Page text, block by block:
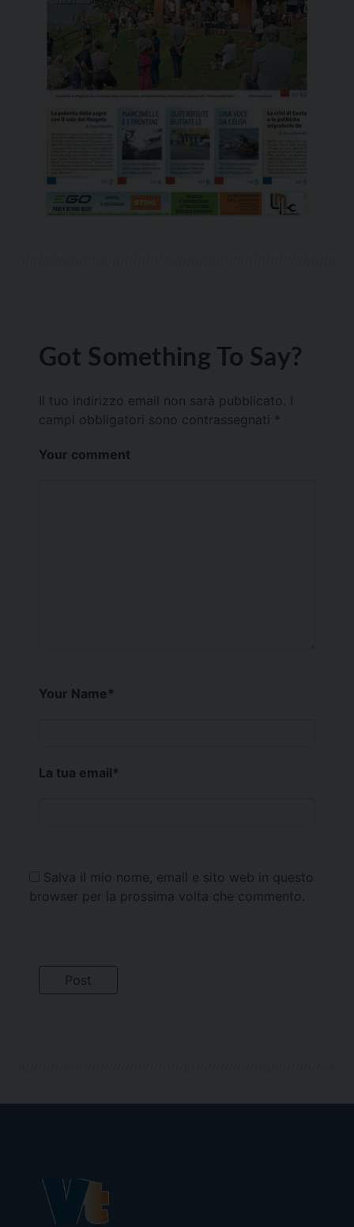
Got Something To Say?
Il tuo indirizzo email non sarà pubblicato.
campi obbligatori sono contrassegnati *
Your comment
Your Name*
La tua email*
Salva il mio nome, email e sito web in questo
browser per la prossima volta che commento.